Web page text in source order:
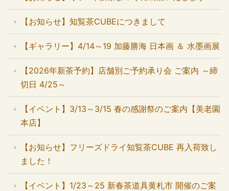
【お知らせ】知覧茶CUBEにつきまして
【ギャラリー】4/14～19 加藤勝海 日本画 ＆ 水墨画展
【2026年新茶予約】店舗別ご予約承り会 ご案内 ～締
切日 4/25～
【イベント】3/13～3/15 春の感謝祭のご案内【美老園
本店】
【お知らせ】フリーズドライ知覧茶CUBE 再入荷致し
ました！
【イベント】1/23～25 新春茶道具黄札市 開催のご案